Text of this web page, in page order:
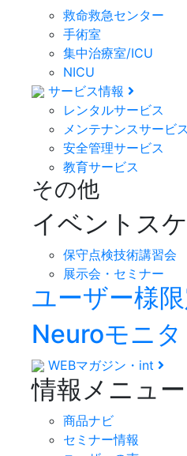
救命救急センター
手術室
集中治療室/ICU
NICU
サービス情報
レンタルサービス
メンテナンスサービス
安全管理サービス
教育サービス
その他
イベントス
保守点検技術講習会
展示会・セミナー
ユーザー様
Neuroモニ
WEBマガジン・int
情報メニュー
商品ナビ
セミナー情報